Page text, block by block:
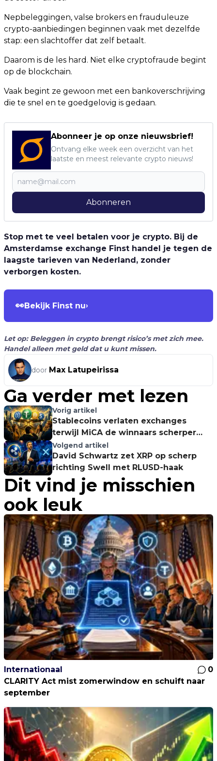
Nepbeleggingen, valse brokers en frauduleuze
crypto-aanbiedingen beginnen vaak met dezelfde
stap: een slachtoffer dat zelf betaalt.
Daarom is de les hard. Niet elke cryptofraude begint
op de blockchain.
Vaak begint ze gewoon met een bankoverschrijving
die te snel en te goedgelovig is gedaan.
Abonneer je op onze nieuwsbrief!
Ontvang elke week een overzicht van het
laatste en meest relevante crypto nieuws!
Abonneren
Stop met te veel betalen voor je crypto. Bij de
Amsterdamse exchange Finst handel je tegen de
laagste tarieven van Nederland, zonder
verborgen kosten.
👀Bekijk Finst nu›
Let op: Beleggen in crypto brengt risico’s met zich mee.
Handel alleen met geld dat u kunt missen.
door Max Latupeirissa
Ga verder met lezen
Vorig artikel
Stablecoins verlaten exchanges
terwijl MiCA de winnaars scherper
filtert
Volgend artikel
David Schwartz zet XRP op scherp
richting Swell met RLUSD-haak
Dit vind je misschien
ook leuk
Internationaal
0
CLARITY Act mist zomerwindow en schuift naar
september